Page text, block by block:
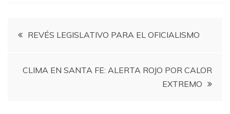
Navegación
REVÉS LEGISLATIVO PARA EL OFICIALISMO
CLIMA EN SANTA FE: ALERTA ROJO POR CALOR
EXTREMO